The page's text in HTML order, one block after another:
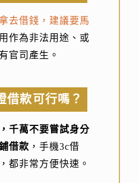
去借錢，建議要馬
作為非法用途、或
官司產生。
借款可行嗎？
千萬不要嘗試身分
借款 ，手機3c借
都非常方便快速。